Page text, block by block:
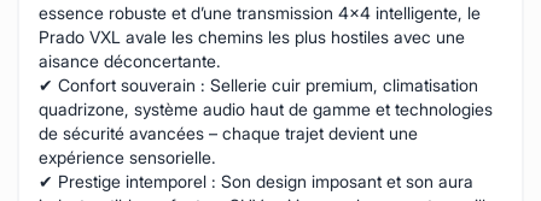
essence robuste et d’une transmission 4x4 intelligente, le
Prado VXL avale les chemins les plus hostiles avec une
aisance déconcertante.
✔ Confort souverain : Sellerie cuir premium, climatisation
quadrizone, système audio haut de gamme et technologies
de sécurité avancées – chaque trajet devient une
expérience sensorielle.
✔ Prestige intemporel : Son design imposant et son aura